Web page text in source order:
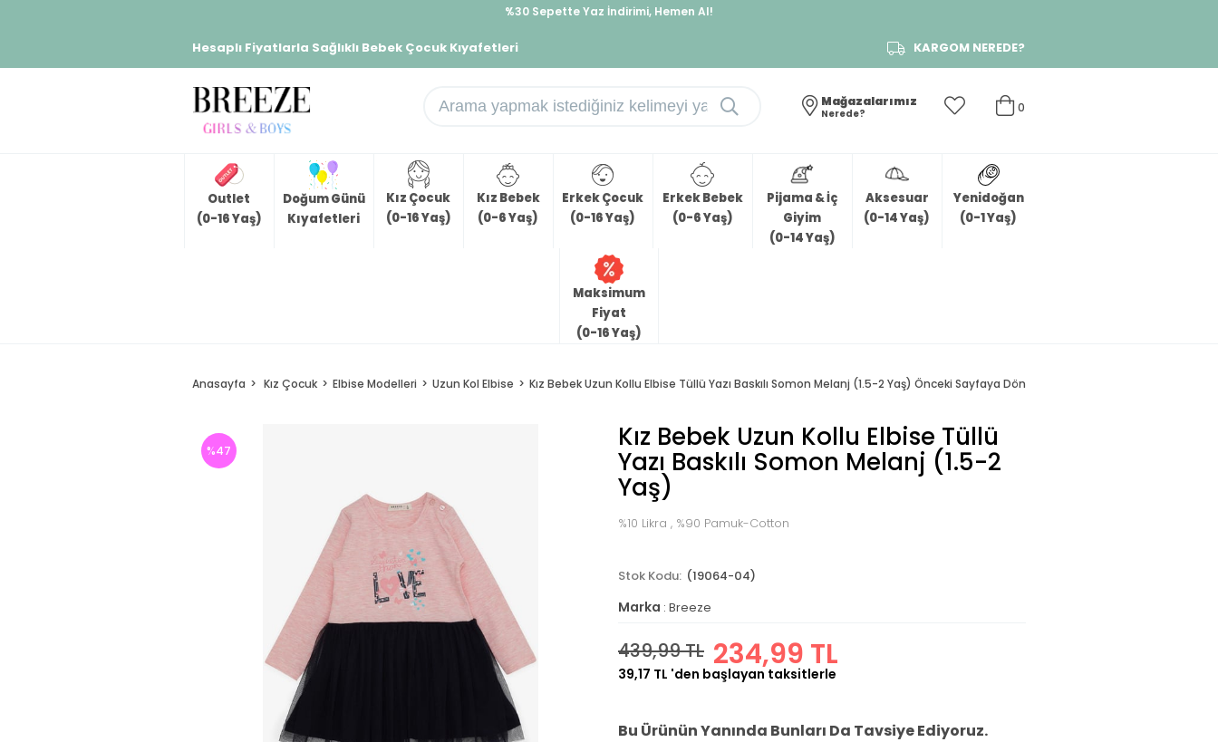
%30 Sepette Yaz İndirimi, Hemen Al!
Hesaplı Fiyatlarla Sağlıklı Bebek Çocuk Kıyafetleri KARGOM NEREDE?
0
Mağazalarımız
Nerede?
Outlet
(0-16 Yaş)
Doğum Günü
Kıyafetleri
Kız Çocuk
(0-16 Yaş)
Kız Bebek
(0-6 Yaş)
Erkek Çocuk
(0-16 Yaş)
Erkek Bebek
(0-6 Yaş)
Pijama & İç
Giyim
(0-14 Yaş)
Aksesuar
(0-14 Yaş)
Yenidoğan
(0-1 Yaş)
Maksimum
Fiyat
(0-16 Yaş)
Anasayfa Kız Çocuk Elbise Modelleri Uzun Kol Elbise Kız Bebek Uzun Kollu Elbise Tüllü Yazı Baskılı Somon Melanj (1.5-2 Yaş) Önceki Sayfaya Dön
%47 Kız Bebek Uzun Kollu Elbise Tüllü
Yazı Baskılı Somon Melanj (1.5-2
Yaş)
%10 Likra , %90 Pamuk-Cotton
(19064-04)
Marka : Breeze
439,99 TL 234,99 TL
39,17 TL 'den başlayan taksitlerle
Bu Ürünün Yanında Bunları Da Tavsiye Ediyoruz.